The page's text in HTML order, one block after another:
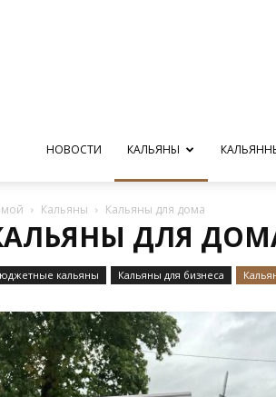
НОВОСТИ КАЛЬЯНЫ
Кальяны Кальяны для дома
ДЛЯ
кальяны Кальяны для бизнеса